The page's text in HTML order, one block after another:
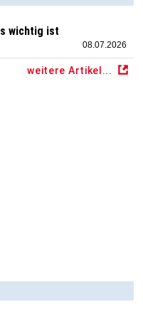
wichtig ist
08.07.2026
weitere Artikel...